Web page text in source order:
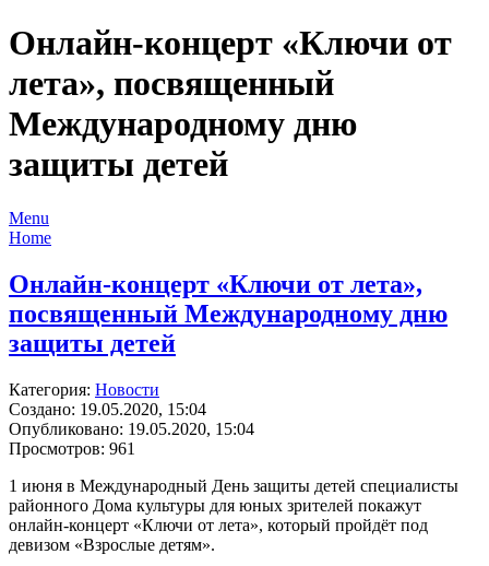
Онлайн-концерт «Ключи от
лета», посвященный
Международному дню
защиты детей
Menu
Home
Онлайн-концерт «Ключи от лета»,
посвященный Международному дню
защиты детей
Категория: Новости
Создано: 19.05.2020, 15:04
Опубликовано: 19.05.2020, 15:04
Просмотров: 961
1 июня в Международный День защиты детей специалисты
районного Дома культуры для юных зрителей покажут
онлайн-концерт «Ключи от лета», который пройдёт под
девизом «Взрослые детям».